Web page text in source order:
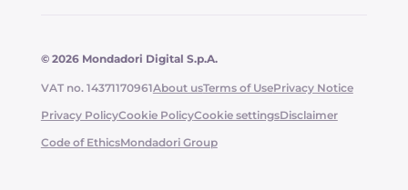
© 2026 Mondadori Digital S.p.A.
VAT no. 14371170961About usTerms of UsePrivacy Notice
Privacy PolicyCookie PolicyCookie settingsDisclaimer
Code of EthicsMondadori Group